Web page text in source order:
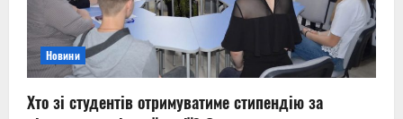
Новини
Хто зі студентів отримуватиме стипендію за